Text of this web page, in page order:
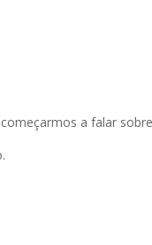
a falar